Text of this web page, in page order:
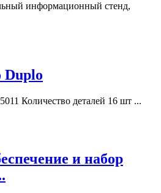
информационный стенд,
Количество деталей 16 шт ...
и набор